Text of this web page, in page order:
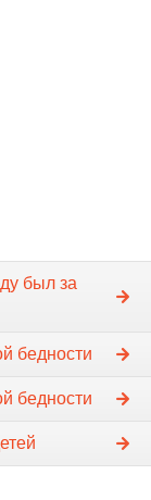
был за
бедности
бедности